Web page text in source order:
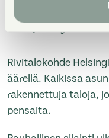
Property
Rivitalokohde
äärellä. Kaikissa
rakennettuja taloja,
pensaita.